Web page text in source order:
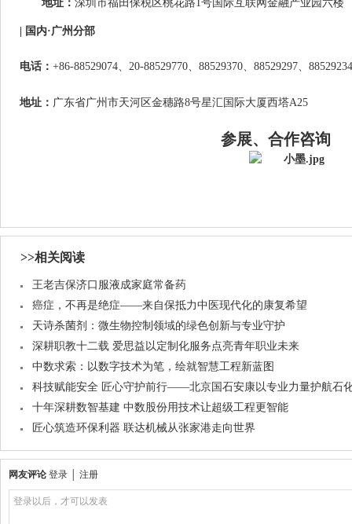
地址： 深圳市福田保税区桃花路1号国际互联网金融产业园六楼
| 国内·广州分部
电话： +86-88529074、20-88529770、88529370、88529297、
地址： 广东省广州市天河区金穗路8号星汇国际大厦西塔A25
参展、合作咨询
>>相关阅读
王老吉保济口服液成家庭常备药
癌症，不再是绝症——来自保抵力中医现代化的康复希望
天诗杀菌剂：微生物控制领域的绿色创新与专业守护
深耕职教十二载 爱思益以定制化服务点亮青年职业未来
中数求索：以数字技术为笔，绘就智慧工程新蓝图
科技赋能安全 匠心守护前行——北京国石安康以专业力量护航石
十年深耕数智基建 中数股份用技术让超级工程更智能
匠心筑造环保利器 联达机械从张家港走向世界
网友评论 登录 注册
登录以后，才可以发表